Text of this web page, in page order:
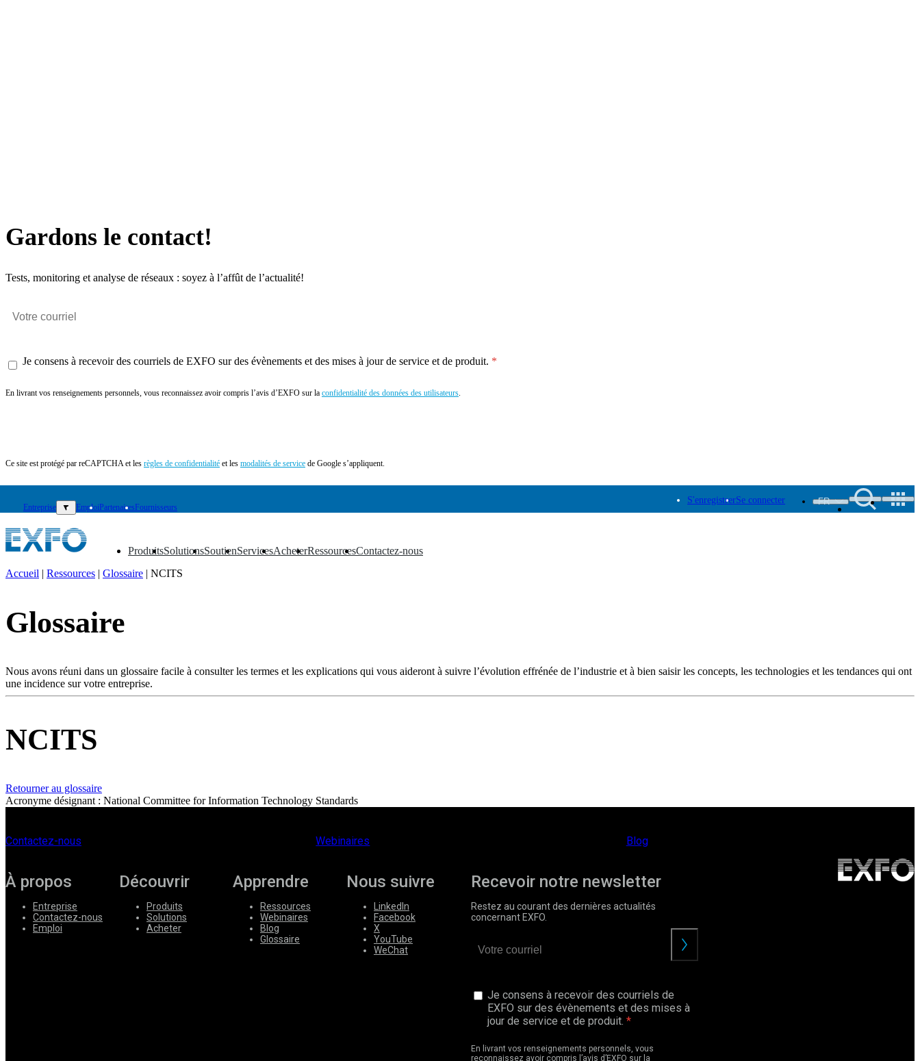
Gardons le contact!
Tests, monitoring et analyse de réseaux : soyez à l’affût de l’actualité!
Je consens à recevoir des courriels de EXFO sur des évènements et des mises à jour de service et de produit.
En livrant vos renseignements personnels, vous reconnaissez avoir compris l’avis d’EXFO sur la confidentialité des données des utilisateurs.
Ce site est protégé par reCAPTCHA et les règles de confidentialité et les modalités de service de Google s’appliquent.
Entreprise ▼ EmploiPartenairesFournisseurs
S'enregistrerSe connecter FR
Produits
▼ Solutions
▼ Soutien
▼ Services
▼ Acheter
▼ Ressources
▼ Contactez-nous
▼
Produits
Solutions
Acheter
Ressources
S'enregistrer
Se
connecter
Entreprise
Emploi
Accueil | Ressources | Glossaire | NCITS
Glossaire
Nous avons réuni dans un glossaire facile à consulter les termes et les explications qui vous aideront à suivre l’évolution effrénée de l’industrie et à bien saisir les concepts, les technologies et les tendances qui ont
une incidence sur votre entreprise.
NCITS
Retourner au glossaire
Acronyme désignant : National Committee for Information Technology Standards
Contactez-nous Webinaires Blog
À propos
Entreprise
Contactez-nous
Emploi
Découvrir
Produits
Solutions
Acheter
Apprendre
Ressources
Webinaires
Blog
Glossaire
Nous suivre
LinkedIn
Facebook
X
YouTube
WeChat
Recevoir notre newsletter
Restez au courant des dernières actualités
concernant EXFO.
Je consens à recevoir des courriels de
EXFO sur des évènements et des mises à
jour de service et de produit.
En livrant vos renseignements personnels, vous
reconnaissez avoir compris l’avis d’EXFO sur la